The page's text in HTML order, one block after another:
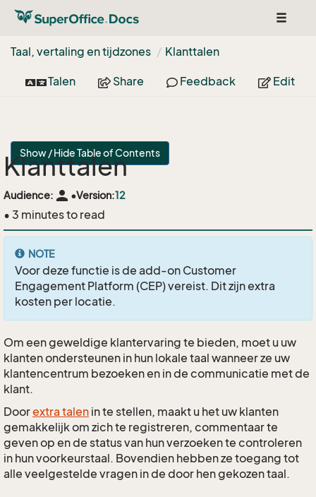
Toggle
Taal, vertaling en tijdzones
Klanttalen
Talen Share Feedback Edit
Show / Hide Table of Contents
Klanttalen
Audience: person •Version:12
• 3 minutes to read
NOTE
Voor deze functie is de add-on Customer
Engagement Platform (CEP) vereist. Dit zijn extra
kosten per locatie.
Om een geweldige klantervaring te bieden, moet u uw
klanten ondersteunen in hun lokale taal wanneer ze uw
klantencentrum bezoeken en in de communicatie met de
klant.
Doorextra talen in te stellen, maakt u het uw klanten
gemakkelijk om zich te registreren, commentaar te
geven op en de status van hun verzoeken te controleren
in hun voorkeurstaal. Bovendien hebben ze toegang tot
alle veelgestelde vragen in de door hen gekozen taal.